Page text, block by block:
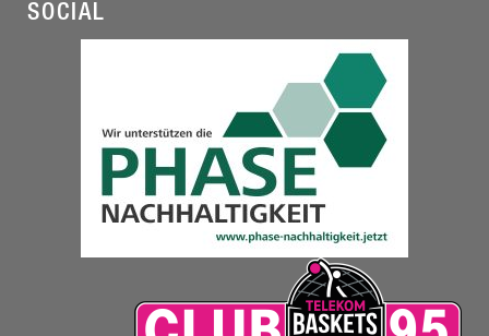
SOCIAL